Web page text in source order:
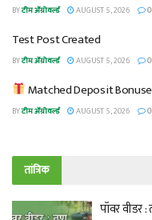
BYटीम ॲग्रोवर्ल्ड AUGUST 5, 2026 0
Test Post Created
BYटीम ॲग्रोवर्ल्ड AUGUST 5, 2026 0
Matched Deposit
BYटीम ॲग्रोवर्ल्ड AUGUST 5, 2026 0
तांत्रिक
पॉवर वीडर :